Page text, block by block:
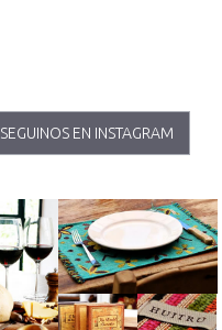
SEGUINOS EN INSTAGRAM